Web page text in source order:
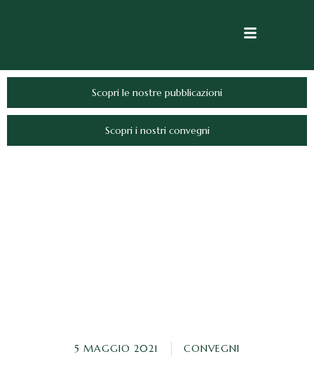
Scopri le nostre pubblicazioni
Scopri i nostri convegni
5 MAGGIO 2021 CONVEGNI